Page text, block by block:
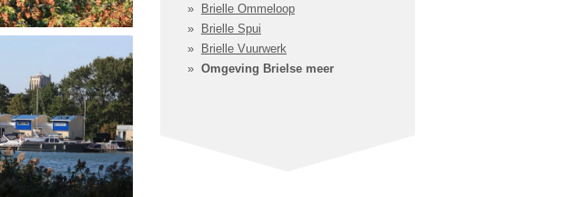
Brielle Ommeloop
Brielle Spui
Brielle Vuurwerk
Omgeving Brielse meer